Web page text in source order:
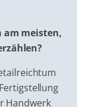
am meisten,
Handwerk